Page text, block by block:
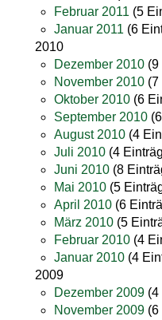
Februar 2011 (5
Januar 2011 (6
2010
Dezember 2010 (9
November 2010 (7
Oktober 2010 (6
September 2010
August 2010 (4
Juli 2010 (4
Juni 2010 (8
Mai 2010 (5
April 2010 (6
März 2010 (5
Februar 2010 (4
Januar 2010 (4
2009
Dezember 2009 (4
November 2009 (6